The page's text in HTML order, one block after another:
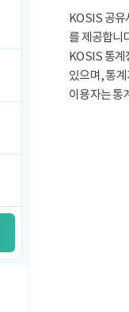
KOSIS 공유
를 제공합니
KOSIS 통계
있으며, 통
이용자는 통